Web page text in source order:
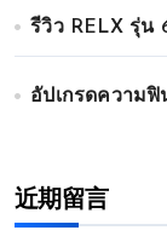
รีวิว RELX รุ่น
อัปเกรดความ
近期留言